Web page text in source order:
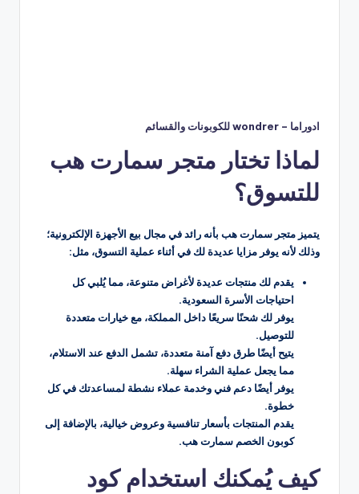
ادوراما – wondrer للكوبونات والقسائم
لماذا تختار متجر سمارت هب
للتسوق؟
يتميز متجر سمارت هب بأنه رائد في مجال بيع الأجهزة الإلكترونية؛
وذلك لأنه يوفر مزايا عديدة لك في أثناء عملية التسوق، مثل:
يقدم لك منتجات عديدة لأغراض متنوعة، مما يُلبي كل
احتياجات الأسرة السعودية.
يوفر لك شحنًا سريعًا داخل المملكة، مع خيارات متعددة
للتوصيل.
يتيح أيضًا طرق دفع آمنة متعددة، تشمل الدفع عند الاستلام،
مما يجعل عملية الشراء سهلة.
يوفر أيضًا دعم فني وخدمة عملاء نشطة لمساعدتك في كل
خطوة.
يقدم المنتجات بأسعار تنافسية وعروض خيالية، بالإضافة إلى
كوبون الخصم سمارت هب.
كيف يُمكنك استخدام كود